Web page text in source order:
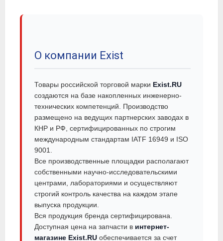
О компании Exist
Товары российской торговой марки Exist.RU
создаются на базе накопленных инженерно-
технических компетенций. Производство
размещено на ведущих партнерских заводах в
КНР и РФ, сертифицированных по строгим
международным стандартам IATF 16949 и ISO
9001.
Все производственные площадки располагают
собственными научно-исследовательскими
центрами, лабораториями и осуществляют
строгий контроль качества на каждом этапе
выпуска продукции.
Вся продукция бренда сертифицирована.
Доступная цена на запчасти в интернет-
магазине Exist.RU обеспечивается за счет